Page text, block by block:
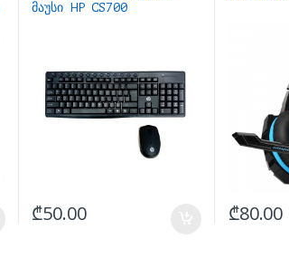
მაუსი HP CS700
₾50.00 ₾80.00